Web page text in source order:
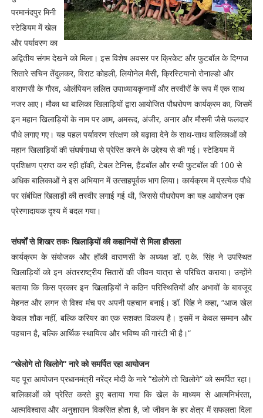
परमानंदपुर मिनी
स्टेडियम में खेल
और पर्यावरण का
अद्वितीय संगम देखने को मिला। इस विशेष अवसर पर क्रिकेट और फुटबॉल के दिग्गज
सितारे सचिन तेंदुलकर, विराट कोहली, लियोनेल मैसी, क्रिस्टियानो रोनाल्डो और
वाराणसी के गौरव, ओलंपियन ललित उपाध्यायकृनामों और तस्वीरों के रूप में एक साथ
नजर आए। मौका था बालिका खिलाड़ियों द्वारा आयोजित पौधरोपण कार्यक्रम का, जिसमें
इन महान खिलाड़ियों के नाम पर आम, अमरूद, अंजीर, अनार और मौसमी जैसे फलदार
पौधे लगाए गए। यह पहल पर्यावरण संरक्षण को बढ़ावा देने के साथ-साथ बालिकाओं को
महान खिलाड़ियों की संघर्षगाथा से प्रेरित करने के उद्देश्य से की गई। स्टेडियम में
प्रशिक्षण प्राप्त कर रही हॉकी, टेबल टेनिस, हैंडबॉल और रग्बी फुटबॉल की 100 से
अधिक बालिकाओं ने इस अभियान में उत्साहपूर्वक भाग लिया। कार्यक्रम में प्रत्येक पौधे
पर संबंधित खिलाड़ी की तस्वीर लगाई गई थी, जिससे पौधरोपण का यह आयोजन एक
प्रेरणादायक दृश्य में बदल गया।
संघर्षों से शिखर तकः खिलाड़ियों की कहानियों से मिला हौसला
कार्यक्रम के संयोजक और हॉकी वाराणसी के अध्यक्ष डॉ. ए.के. सिंह ने उपस्थित
खिलाड़ियों को इन अंतरराष्ट्रीय सितारों की जीवन यात्रा से परिचित कराया। उन्होंने
बताया कि किस प्रकार इन खिलाड़ियों ने कठिन परिस्थितियों और अभावों के बावजूद
मेहनत और लगन से विश्व मंच पर अपनी पहचान बनाई। डॉ. सिंह ने कहा, “आज खेल
केवल शौक नहीं, बल्कि करियर का एक सशक्त विकल्प है। इसमें न केवल सम्मान और
पहचान है, बल्कि आर्थिक स्थायित्व और भविष्य की गारंटी भी है।“
“खेलोगे तो खिलोगे“ नारे को समर्पित रहा आयोजन
यह पूरा आयोजन प्रधानमंत्री नरेंद्र मोदी के नारे “खेलोगे तो खिलोगे“ को समर्पित रहा।
बालिकाओं को प्रेरित करते हुए बताया गया कि खेल के माध्यम से आत्मनिर्भरता,
आत्मविश्वास और अनुशासन विकसित होता है, जो जीवन के हर क्षेत्र में सफलता दिला